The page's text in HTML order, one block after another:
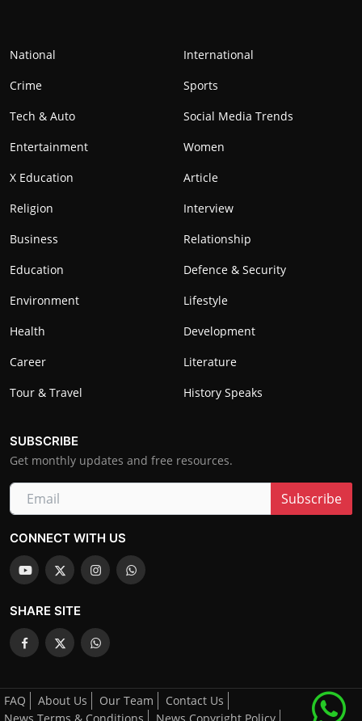
National
International
Crime
Sports
Tech & Auto
Social Media Trends
Entertainment
Women
X Education
Article
Religion
Interview
Business
Relationship
Education
Defence & Security
Environment
Lifestyle
Health
Development
Career
Literature
Tour & Travel
History Speaks
SUBSCRIBE
Get monthly updates and free resources.
Subscribe
CONNECT WITH US
SHARE SITE
FAQ About Us Our Team
Contact Us